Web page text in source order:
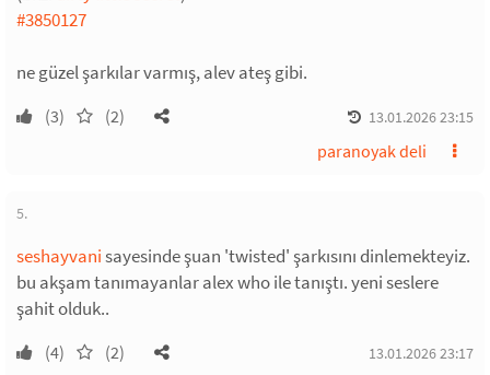
#3850127
ne güzel şarkılar varmış, alev ateş gibi.
(3) (2) 13.01.2026 23:15
paranoyak deli
5.
seshayvanisayesinde şuan 'twisted' şarkısını dinlemekteyiz.
bu akşam tanımayanlar alex who ile tanıştı. yeni seslere
şahit olduk..
(4) (2) 13.01.2026 23:17